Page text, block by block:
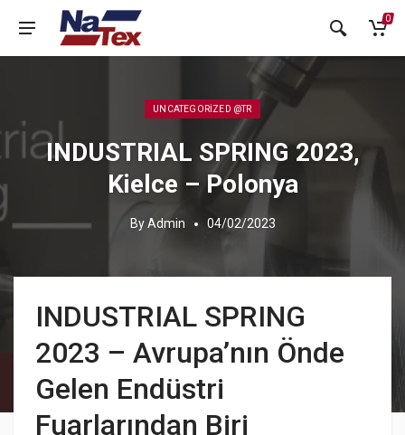
0
Posted in:
UNCATEGORIZED @TR
INDUSTRIAL SPRING 2023,
Kielce – Polonya
ByAdmin 04/02/2023
INDUSTRIAL SPRING
2023 – Avrupa’nın Önde
Gelen Endüstri
Fuarlarından Biri